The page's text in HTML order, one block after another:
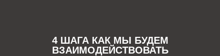
4 ШАГА КАК МЫ БУДЕМ
ВЗАИМОДЕЙСТВОВАТЬ